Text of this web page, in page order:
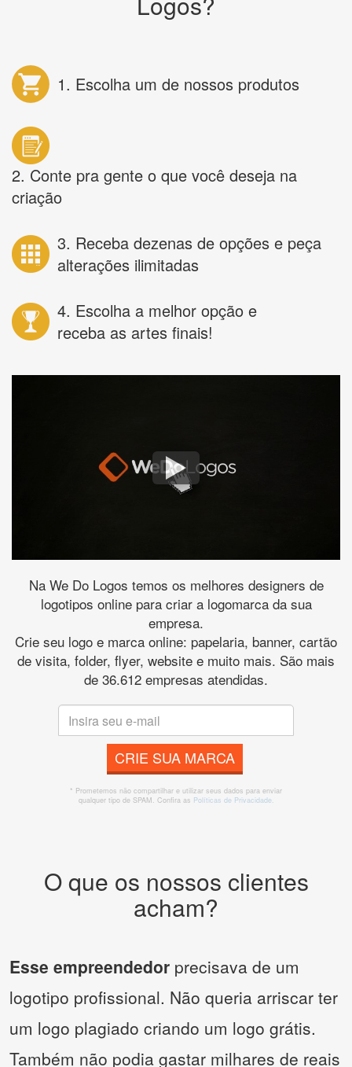
1. Escolha um de nossos produtos
2. Conte pra gente o que você deseja na
criação
3. Receba dezenas de opções e peça
alterações ilimitadas
4. Escolha a melhor opção e
receba as artes finais!
Na We Do Logos temos os melhores designers de
logotipos online para criar a logomarca da sua
empresa.
Crie seu logo e marca online: papelaria, banner, cartão
de visita, folder, flyer, website e muito mais. São mais
de 36.612 empresas atendidas.
CRIE SUA MARCA
* Prometemos não compartilhar e utilizar seus dados para enviar
qualquer tipo de SPAM. Confira as Políticas de Privacidade.
O que os nossos clientes
acham?
Esse empreendedor precisava de um
logotipo profissional. Não queria arriscar ter
um logo plagiado criando um logo grátis.
Também não podia gastar milhares de reais